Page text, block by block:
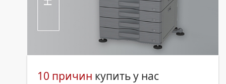
10 причин купить у нас